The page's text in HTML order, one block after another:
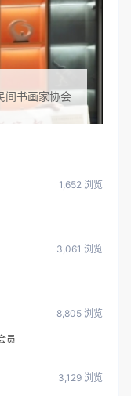
间书画家协会
1,652 浏览
3,061 浏览
8,805 浏览
员
3,129 浏览